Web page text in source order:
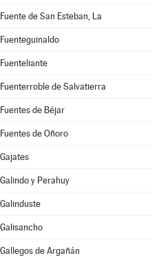
Fuente de San Esteban, La
Fuenteguinaldo
Fuenteliante
Fuenterroble de Salvatierra
Fuentes de Béjar
Fuentes de Oñoro
Gajates
Galindo y Perahuy
Galinduste
Galisancho
Gallegos de Argañán